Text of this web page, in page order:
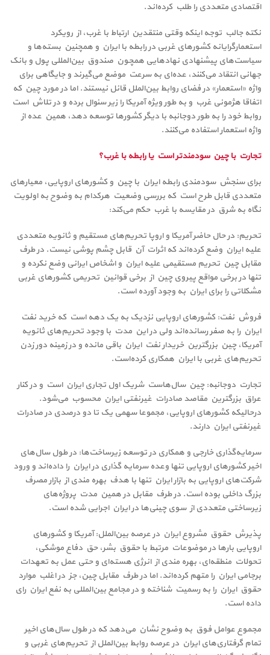
اقتصادی متعددی را طلب کرده‌اند.
نکته جالب توجه اینکه وقتی منتقدین ارتباط با غرب، از رویکرد
استعمارگرایانه کشورهای غربی در رابطه با ایران و همچنین بسته‌ها و
سیاست‌های پیشنهادی نهادهایی همچون صندوق بین‌المللی پول و بانک
جهانی انتقاد می‌کنند، عده‌ای به سرعت موضع می‌گیرند و جایگاهی برای
واژه «استعمار» در فضای روابط بین‌الملل قائل نیستند. اما در مورد چین که
اتفاقا هژمونی غرب و به طور ویژه آمریکا را زیر سئوال برده و در تلاش است
روابط خود را به طور دوجانبه با دیگر کشورها توسعه دهد، همین عده از
واژه استعمار استفاده می‌کنند.
تجارت با چین سودمندتر است یا رابطه با غرب؟
برای سنجش سودمندی رابطه ایران با چین و کشورهای اروپایی، معیارهای
متعددی قابل طرح است که بررسی وضعیت هرکدام به وضوح به اولویت
نگاه به شرق در مقایسه با غرب حکم می‌کند:
تحریم: در حال حاضر آمریکا و اروپا تحریم‌های مستقیم و ثانویه متعددی
علیه ایران وضع کرده‌اند که اثرات آن قابل چشم پوشی نیست. در طرف
مقابل چین تحریم مستقیمی علیه ایران و اشخاص ایرانی وضع نکرده و
تنها در برخی مواقع پیروی چین از برخی قوانین تحریمی کشورهای غربی
مشکلاتی را برای ایران به وجود آورده است.
فروش نفت: کشورهای اروپایی نزدیک به یک دهه است که خرید نفت
ایران را به صفر رسانده‌اند ولی در این مدت با وجود تحریم‌های ثانویه
آمریکا، چین بزرگترین خریدار نفت ایران باقی مانده و در زمینه دور زدن
تحریم‌های غربی با ایران همکاری کرده‌است.
تجارت دوجانبه: چین سال‌هاست شریک اول تجاری ایران است و در کنار
عراق بزرگترین مقاصد صادرات غیرنفتی ایران محسوب می‌شود.
درحالیکه کشورهای اروپایی، مجموعا سهمی یک تا دو درصدی در صادرات
غیرنفتی ایران دارند.
سرمایه‌گذاری خارجی و همکاری در توسعه زیرساخت‌ها: در طول سال‌های
اخیر کشورهای اروپایی تنها وعده سرمایه گذاری در ایران را داده‌اند و ورود
شرکت‌های اروپایی به بازار ایران تنها با هدف بهره مندی از بازار مصرف
بزرگ داخلی بوده است. در طرف مقابل در همین مدت پروژه‌های
زیرساختی متعددی از سوی چینی‌ها در ایران اجرایی شده است.
پذیرش حقوق مشروع ایران در عرصه بین‌الملل: آمریکا و کشورهای
اروپایی بارها در موضوعات مرتبط با حقوق بشر، حق دفاع موشکی،
تحولات منطقه‌ای، بهره مندی از انرژی هسته‌ای و حتی عمل به تعهدات
برجامی ایران را متهم کرده‌اند. اما در طرف مقابل چین، جز در اغلب موارد
حقوق ایران را به رسمیت شناخته و در مجامع بین‌المللی به نفع ایران رای
داده است.
مجموع عوامل فوق به وضوح نشان می‌دهد که در طول سال‌های اخیر
تمام گرفتاری‌های ایران در عرصه روابط بین‌الملل از تحریم‌های غربی و